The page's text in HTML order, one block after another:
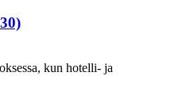
kun hotelli- ja